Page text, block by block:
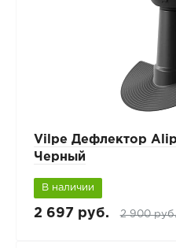
Vilpe Дефлектор
Черный
В наличии
2 697 руб. 2 900 руб.